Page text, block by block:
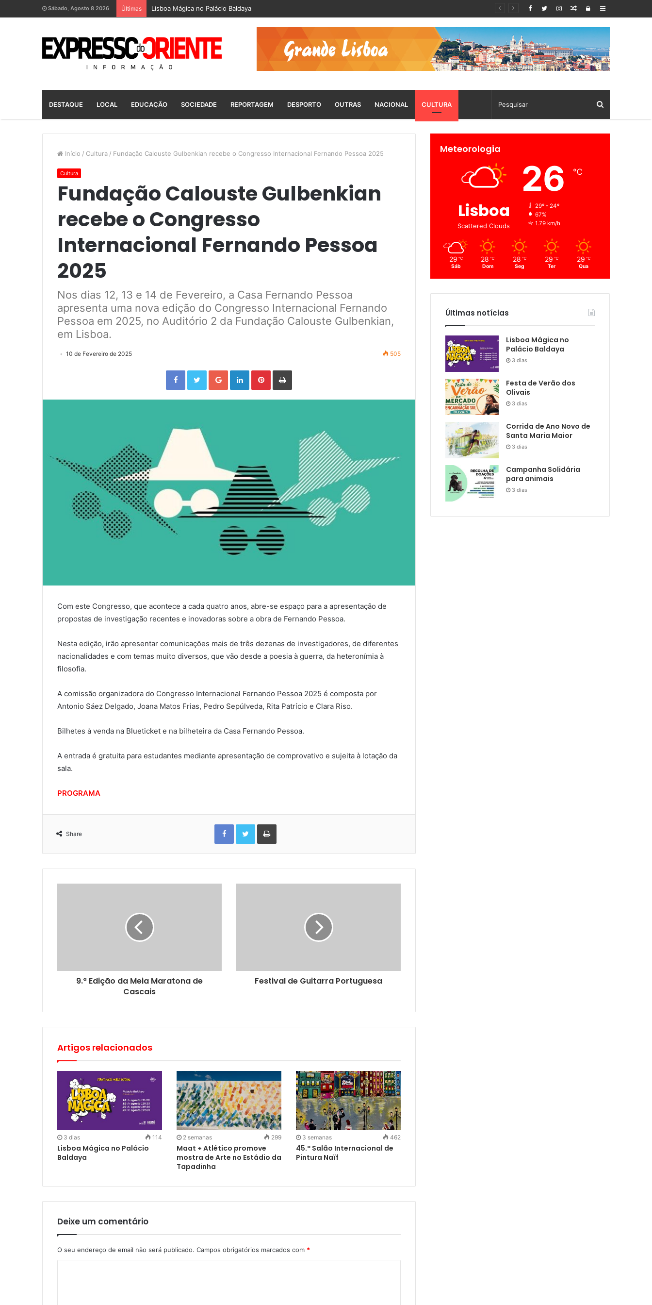
Sábado, Agosto 8 2026 Últimas Lisboa Mágica no Palácio Baldaya Sidebar
Log
Random
DESTAQUE LOCAL EDUCAÇÃO SOCIEDADE REPORTAGEM DESPORTO OUTRAS NACIONAL CULTURA
Início / Cultura / Fundação Calouste Gulbenkian recebe o Congresso Internacional Fernando Pessoa 2025
Cultura
Fundação Calouste Gulbenkian
recebe o Congresso
Internacional Fernando Pessoa
2025
Nos dias 12, 13 e 14 de Fevereiro, a Casa Fernando Pessoa
apresenta uma nova edição do Congresso Internacional Fernando
Pessoa em 2025, no Auditório 2 da Fundação Calouste Gulbenkian,
em Lisboa.
10 de Fevereiro de 2025 505
Facebook Twitter Google+ LinkedIn Pinterest
Com este Congresso, que acontece a cada quatro anos, abre-se espaço para a apresentação de
propostas de investigação recentes e inovadoras sobre a obra de Fernando Pessoa.
Nesta edição, irão apresentar comunicações mais de três dezenas de investigadores, de diferentes
nacionalidades e com temas muito diversos, que vão desde a poesia à guerra, da heteronímia à
filosofia.
A comissão organizadora do Congresso Internacional Fernando Pessoa 2025 é composta por
Antonio Sáez Delgado, Joana Matos Frias, Pedro Sepúlveda, Rita Patrício e Clara Riso.
Bilhetes à venda na Blueticket e na bilheteira da Casa Fernando Pessoa.
A entrada é gratuita para estudantes mediante apresentação de comprovativo e sujeita à lotação da
sala.
PROGRAMA
Share
Facebook Twitter
9.ª Edição da Meia Maratona de
Cascais
Festival de Guitarra Portuguesa
Artigos relacionados
3 dias 114
Lisboa Mágica no Palácio
Baldaya
2 semanas 299
Maat + Atlético promove
mostra de Arte no Estádio da
Tapadinha
3 semanas 462
45.º Salão Internacional de
Pintura Naïf
Deixe um comentário
O seu endereço de email não será publicado. Campos obrigatórios marcados com *
Meteorologia
Lisboa
Scattered Clouds
26 ℃
29º - 24º
67%
1.79 km/h
29 ℃
Sáb
28 ℃
Dom
28 ℃
Seg
29 ℃
Ter
29 ℃
Qua
Últimas notícias
Lisboa Mágica no
Palácio Baldaya
3 dias
Festa de Verão dos
Olivais
3 dias
Corrida de Ano Novo de
Santa Maria Maior
3 dias
Campanha Solidária
para animais
3 dias